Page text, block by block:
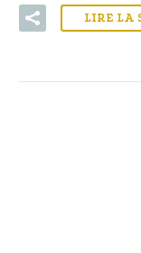
LIRE LA